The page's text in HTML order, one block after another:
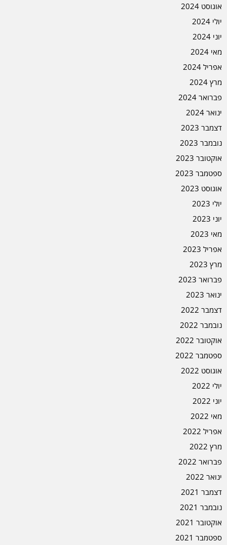
אוגוסט 2024
יולי 2024
יוני 2024
מאי 2024
אפריל 2024
מרץ 2024
פברואר 2024
ינואר 2024
דצמבר 2023
נובמבר 2023
אוקטובר 2023
ספטמבר 2023
אוגוסט 2023
יולי 2023
יוני 2023
מאי 2023
אפריל 2023
מרץ 2023
פברואר 2023
ינואר 2023
דצמבר 2022
נובמבר 2022
אוקטובר 2022
ספטמבר 2022
אוגוסט 2022
יולי 2022
יוני 2022
מאי 2022
אפריל 2022
מרץ 2022
פברואר 2022
ינואר 2022
דצמבר 2021
נובמבר 2021
אוקטובר 2021
ספטמבר 2021